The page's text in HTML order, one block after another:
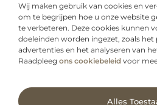
Wij maken gebruik van cookies en
om te begrijpen hoe u onze website
te verbeteren. Deze cookies kunnen
doeleinden worden ingezet, zoals het
advertenties en het analyseren van
Raadpleeg ons cookiebeleid voor
Alles
Onze informatie